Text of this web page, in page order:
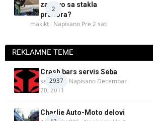
2
za drvo sa stakla
prozora?
makikt · Napisano Pre 2 sati
REKLAMNE TEME
2937
Crash bars servis Seba
seba011 · Napisano Decembar
20, 2011
Charlie Auto-Moto delovi